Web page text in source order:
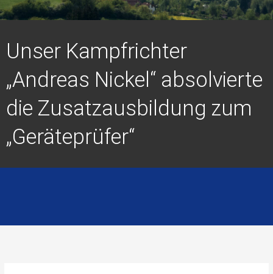
Unser Kampfrichter
„Andreas Nickel“ absolvierte
die Zusatzausbildung zum
„Geräteprüfer“